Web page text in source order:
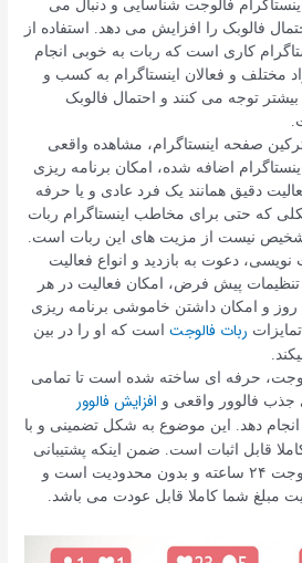
فالوجت شناسایی و دنبال می
فالوبک را افزایش می دهد. استفاده از
کاری است که ربات به خوبی انجام
مختلف و فعالان اینستاگرام به کسب و
توجه می کنند و احتمال فالوبک
صفحه اینستاگرام، مشاهده واقعی
اضافه شده، امکان برنامه ریزی
دقیق همانند یک فرد عادی و یا حرفه
که حتی برای مخاطب اینستاگرام ربات
نیست از مزیت های این ربات است.
نویسی، دعوت به بازدید و انواع فعالیت
پیش فرض، امکان فعالیت در هر
و امکان داشتن خاموشی برنامه ریزی
ربات فالوجت است که او را در بین
حرفه ای ساخته شده است تا تمامی
جذب فالوور واقعی و افزایش فالوور
دهد. این موضوع به شکل تضمینی و با
قابل اثبات است. ضمن اینکه پشتیبانی
ربات اینستاگرام فالوجت ۲۴ ساعته و بدون محدودیت است و
مبلغ شما کاملا قابل عودت می باشد.